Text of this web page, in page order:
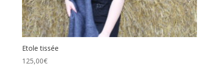
Etole tissée
125,00€